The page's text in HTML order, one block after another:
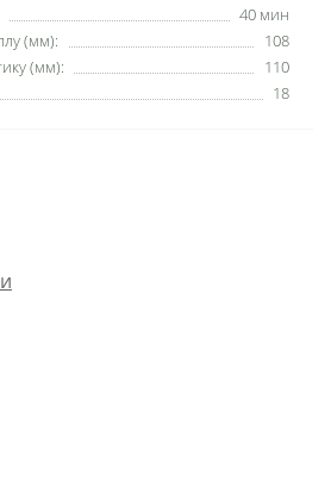
40 мин
(мм):
108
(мм):
110
18